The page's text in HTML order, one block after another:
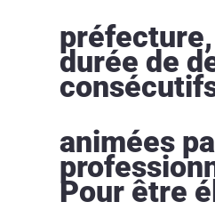
préfecture,
durée de
animées
Pour être